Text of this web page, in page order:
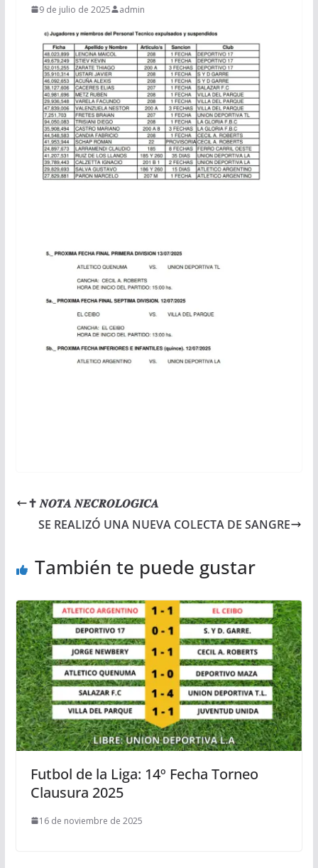
9 de julio de 2025 admin
✝ 𝑵𝑶𝑻𝑨 𝑵𝑬𝑪𝑹𝑶𝑳𝑶𝑮𝑰𝑪𝑨
SE REALIZÓ UNA NUEVA COLECTA DE SANGRE
También te puede gustar
Futbol de la Liga: 14º Fecha Torneo
Clausura 2025
16 de noviembre de 2025